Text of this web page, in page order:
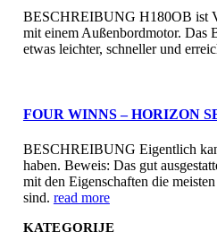
BESCHREIBUNG H180OB ist
mit einem Außenbordmotor. Das
etwas leichter, schneller und
FOUR WINNS – HORIZON
BESCHREIBUNG Eigentlich
haben. Beweis: Das gut
mit den Eigenschaften die
sind. read more
KATEGORIJE